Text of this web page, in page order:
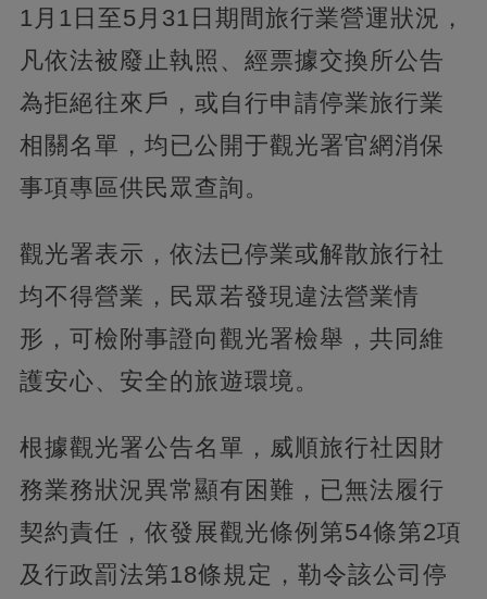
1月1日至5月31日期間旅行業營運狀況，
凡依法被廢止執照、經票據交換所公告
為拒絕往來戶，或自行申請停業旅行業
相關名單，均已公開于觀光署官網消保
事項專區供民眾查詢。
觀光署表示，依法已停業或解散旅行社
均不得營業，民眾若發現違法營業情
形，可檢附事證向觀光署檢舉，共同維
護安心、安全的旅遊環境。
根據觀光署公告名單，威順旅行社因財
務業務狀況異常顯有困難，已無法履行
契約責任，依發展觀光條例第54條第2項
及行政罰法第18條規定，勒令該公司停